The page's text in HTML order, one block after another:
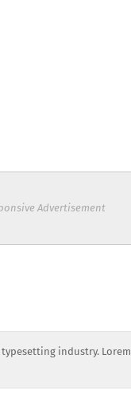
Advertisement
industry. Lorem